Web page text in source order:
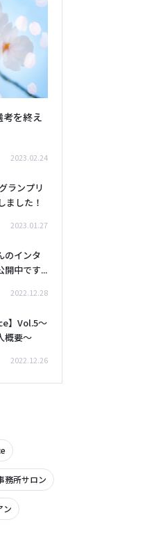
考を終え
2023.02.24
ランプリ
ました！
2023.01.27
のインタ
開中です...
2022.12.28
】Vol.5～
概要～
2022.12.26
務所サロン
ン